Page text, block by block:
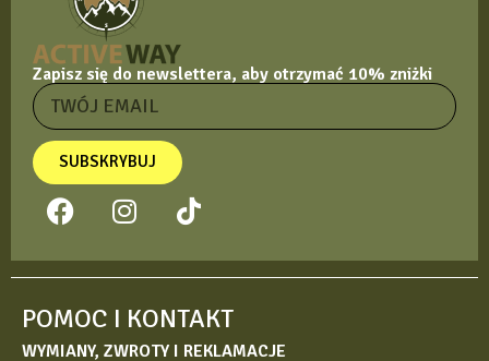
Zapisz się do newslettera, aby otrzymać 10% zniżki
SUBSKRYBUJ
POMOC I KONTAKT
WYMIANY, ZWROTY I REKLAMACJE